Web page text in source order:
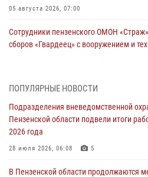
05 августа 2026, 07:00
Сотрудники пензенского ОМОН
сборов «Гвардеец» с вооружением и
В Пензе сотрудники Росгвардии
05 августа 2026, 04:00
В Пензе при силовой поддержке
деятельность ОПГ, маскировавшейся
ПОПУЛЯРНЫЕ НОВОСТИ
Подразделения вневедомственной
Пензенской области подвели итоги
2026 года
28 июля 2026, 06:08 5
В Пензенской области продолжаются